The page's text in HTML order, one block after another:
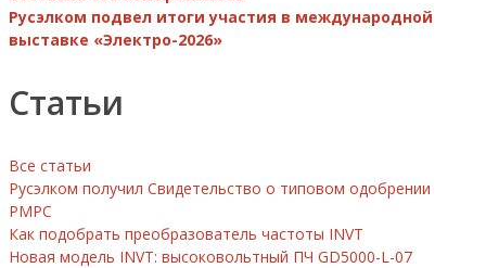
Русэлком подвел итоги участия в международной
выставке «Электро-2026»
Статьи
Все статьи
Русэлком получил Свидетельство о типовом одобрении
РМРС
Как подобрать преобразователь частоты INVT
Новая модель INVT: высоковольтный ПЧ GD5000-L-07